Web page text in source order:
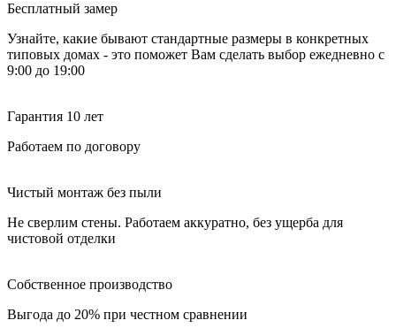
Бесплатный замер
Узнайте, какие бывают стандартные размеры в конкретных
типовых домах - это поможет Вам сделать выбор ежедневно с
9:00 до 19:00
Гарантия 10 лет
Работаем по договору
Чистый монтаж без пыли
Не сверлим стены. Работаем аккуратно, без ущерба для
чистовой отделки
Собственное производство
Выгода до 20% при честном сравнении